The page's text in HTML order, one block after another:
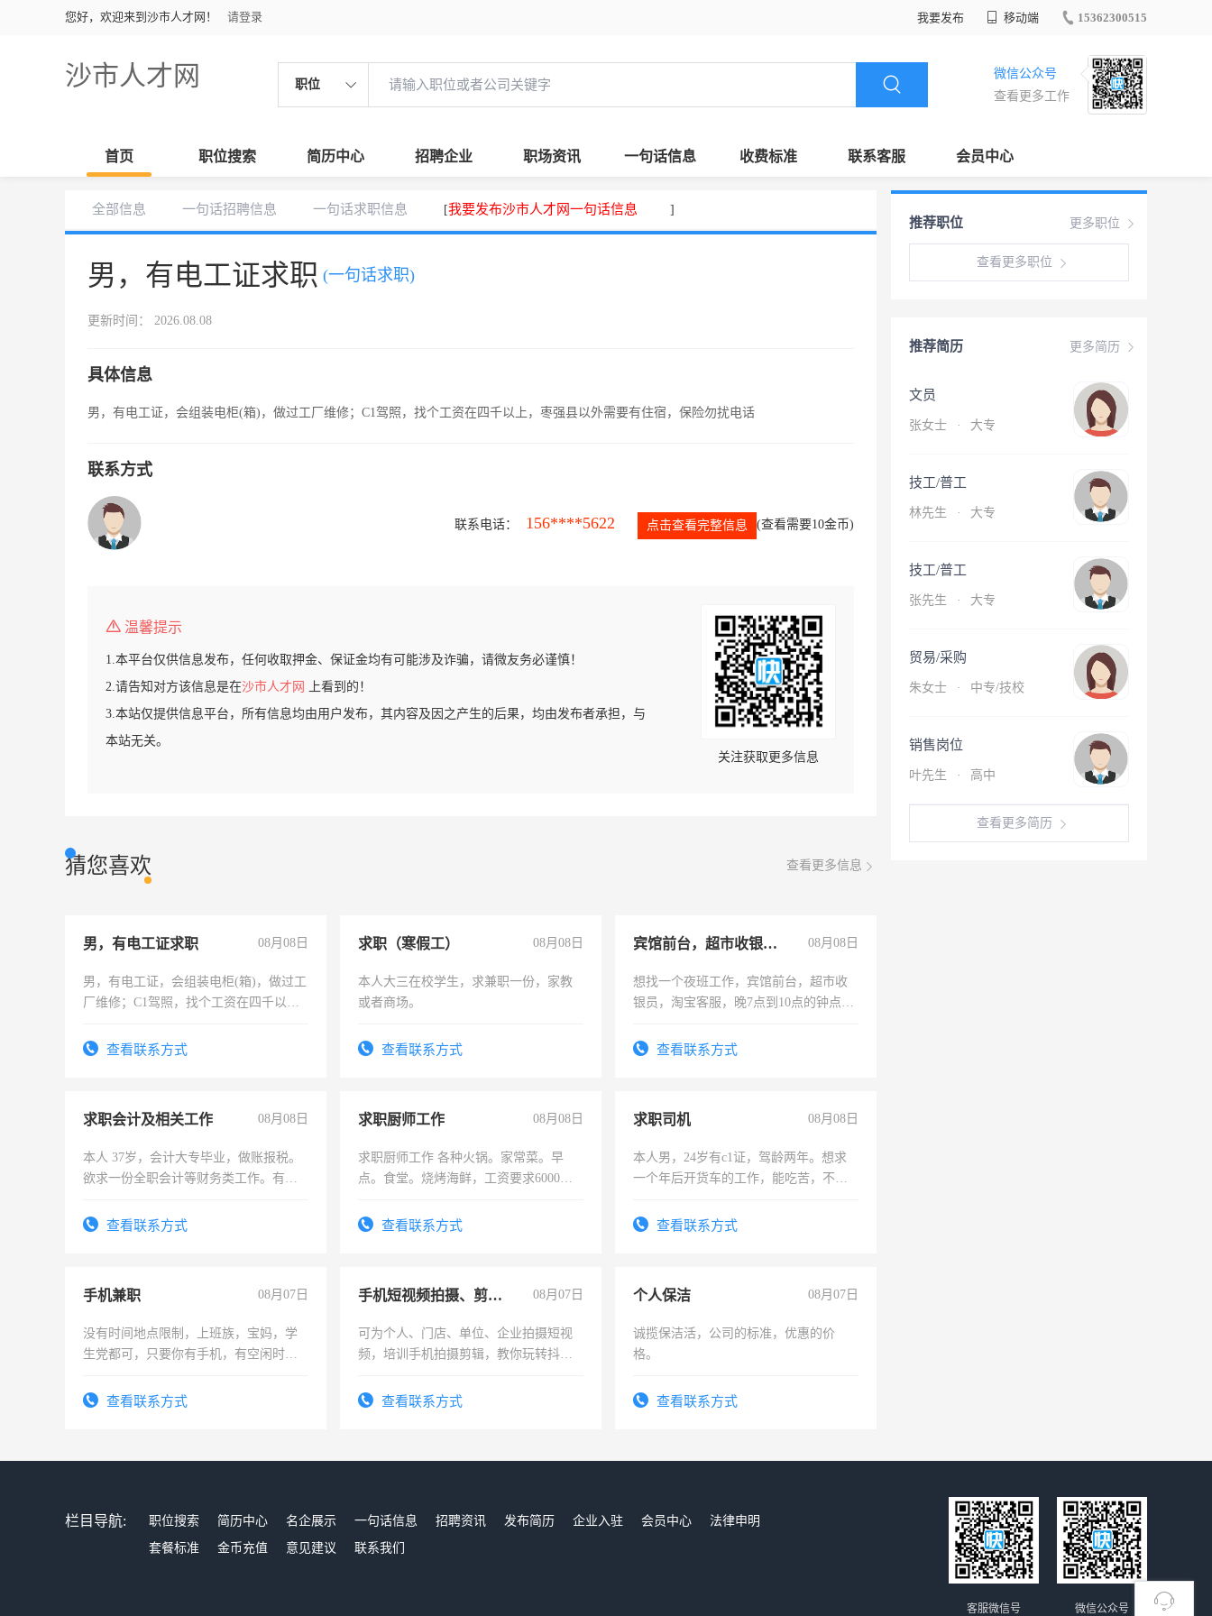
您好，欢迎来到沙市人才网！ 请登录 我要发布 移动端 15362300515
沙市人才网 职位
微信公众号
查看更多工作
首页 职位搜索 简历中心 招聘企业 职场资讯 一句话信息 收费标准 联系客服 会员中心
全部信息 一句话招聘信息 一句话求职信息 [我要发布沙市人才网一句话信息 ]
男，有电工证求职 (一句话求职)
更新时间： 2026.08.08
具体信息
男，有电工证，会组装电柜(箱)，做过工厂维修；C1驾照，找个工资在四千以上，枣强县以外需要有住宿，保险勿扰电话
联系方式
联系电话： 156****5622 点击查看完整信息 (查看需要10金币)
温馨提示
1.本平台仅供信息发布，任何收取押金、保证金均有可能涉及诈骗，请微友务必谨慎！
2.请告知对方该信息是在沙市人才网
上看到的！
3.本站仅提供信息平台，所有信息均由用户发布，其内容及因之产生的后果，均由发布者承担，与
本站无关。
关注获取更多信息
猜您喜欢 查看更多信息
男，有电工证求职 08月08日
男，有电工证，会组装电柜(箱)，做过工
厂维修；C1驾照，找个工资在四千以
电话查看联系方式
求职（寒假工） 08月08日
本人大三在校学生，求兼职一份，家教
或者商场。
查看联系方式
宾馆前台，超市收银员，淘宝客服 08月08日
想找一个夜班工作，宾馆前台，超市收
银员，淘宝客服，晚7点到10点的钟点
号同微信查看联系方式
求职会计及相关工作 08月08日
本人 37岁，会计大专毕业，做账报税。
欲求一份全职会计等财务类工作。有会
查看联系方式
求职厨师工作 08月08日
求职厨师工作 各种火锅。家常菜。早
点。食堂。烧烤海鲜，工资要求6000以
查看联系方式
求职司机 08月08日
本人男，24岁有c1证，驾龄两年。想求
一个年后开货车的工作，能吃苦，不怕
查看联系方式
手机兼职 08月07日
没有时间地点限制，上班族，宝妈，学
生党都可，只要你有手机，有空闲时
勤快的四五十，每天挣零花钱没问题！
查看联系方式
手机短视频拍摄、剪辑、抖音快手 08月07日
可为个人、门店、单位、企业拍摄短视
频，培训手机拍摄剪辑，教你玩转抖音
频，培训手机拍摄剪辑，教你玩转抖
查看联系方式
个人保洁 08月07日
诚揽保洁活，公司的标准，优惠的价
格。
查看联系方式
更多职位
推荐职位
查看更多职位
更多简历
推荐简历
文员
张女士 · 大专
技工/普工
林先生 · 大专
技工/普工
张先生 · 大专
贸易/采购
朱女士 · 中专/技校
销售岗位
叶先生 · 高中
查看更多简历
栏目导航: 职位搜索 简历中心 名企展示 一句话信息 招聘资讯 发布简历 企业入驻 会员中心
法律申明
套餐标准
金币充值 意见建议 联系我们
微信公众号
客服微信号